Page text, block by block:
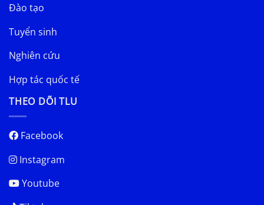
Đào tạo
Tuyển sinh
Nghiên cứu
Hợp tác quốc tế
THEO DÕI TLU
Facebook
Instagram
Youtube